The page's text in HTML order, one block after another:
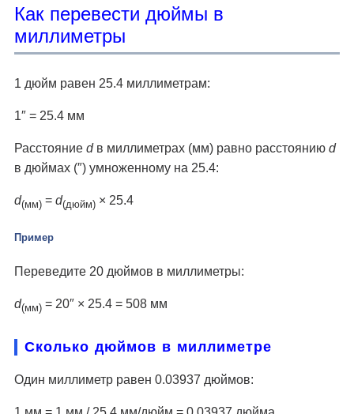
Как перевести дюймы в
миллиметры
1 дюйм равен 25.4 миллиметрам:
1″ = 25.4 мм
Расстояние dв миллиметрах (мм) равно расстоянию d
в дюймах (″) умноженному на 25.4:
d(мм) = d(дюйм) × 25.4
Пример
Переведите 20 дюймов в миллиметры:
d(мм) = 20″ × 25.4 = 508 мм
Сколько дюймов в миллиметре
Один миллиметр равен 0.03937 дюймов: